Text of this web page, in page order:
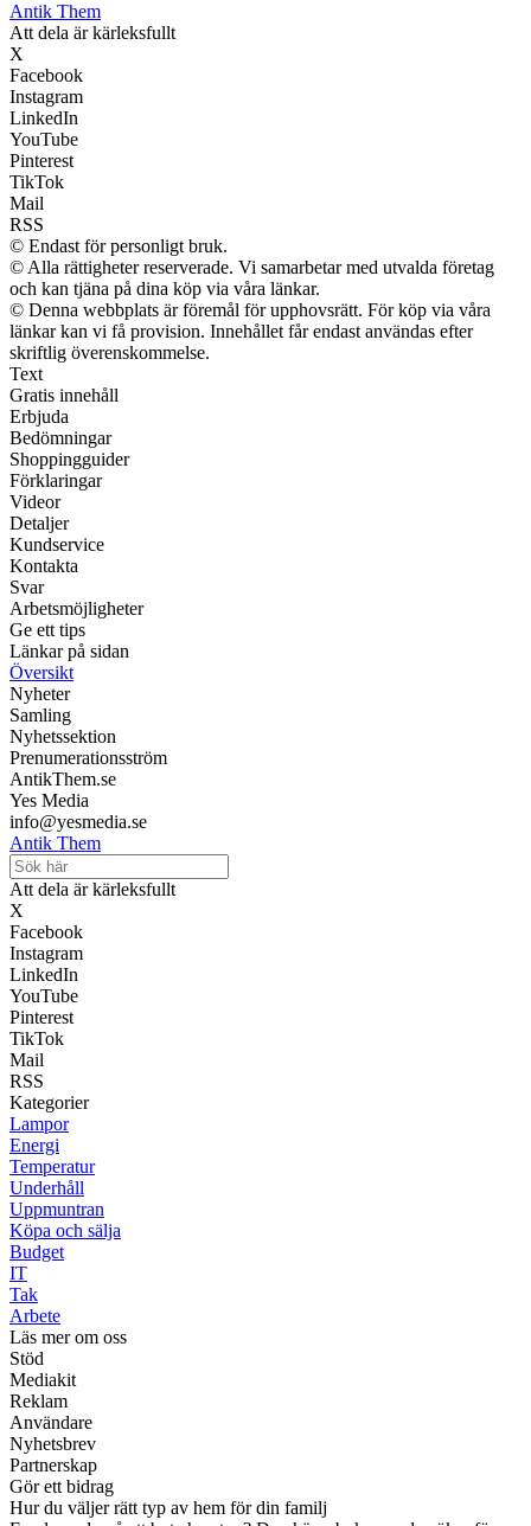
Antik Them
Att dela är kärleksfullt
X
Facebook
Instagram
LinkedIn
YouTube
Pinterest
TikTok
Mail
RSS
© Endast för personligt bruk.
© Alla rättigheter reserverade. Vi samarbetar med utvalda företag
och kan tjäna på dina köp via våra länkar.
© Denna webbplats är föremål för upphovsrätt. För köp via våra
länkar kan vi få provision. Innehållet får endast användas efter
skriftlig överenskommelse.
Text
Gratis innehåll
Erbjuda
Bedömningar
Shoppingguider
Förklaringar
Videor
Detaljer
Kundservice
Kontakta
Svar
Arbetsmöjligheter
Ge ett tips
Länkar på sidan
Översikt
Nyheter
Samling
Nyhetssektion
Prenumerationsström
AntikThem.se
Yes Media
info@yesmedia.se
Antik Them
Att dela är kärleksfullt
X
Facebook
Instagram
LinkedIn
YouTube
Pinterest
TikTok
Mail
RSS
Kategorier
Lampor
Energi
Temperatur
Underhåll
Uppmuntran
Köpa och sälja
Budget
IT
Tak
Arbete
Läs mer om oss
Stöd
Mediakit
Reklam
Användare
Nyhetsbrev
Partnerskap
Gör ett bidrag
Hur du väljer rätt typ av hem för din familj